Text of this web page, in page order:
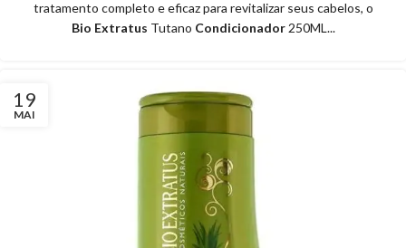
tratamento completo e eficaz para revitalizar seus cabelos, o
Bio Extratus Tutano Condicionador250ML...
19
MAI